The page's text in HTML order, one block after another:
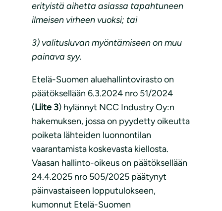
erityistä aihetta asiassa tapahtuneen
ilmeisen virheen vuoksi; tai
3) valitusluvan myöntämiseen on muu
painava syy.
Etelä-Suomen aluehallintovirasto on
päätöksellään 6.3.2024 nro 51/2024
(Liite 3) hylännyt NCC Industry Oy:n
hakemuksen, jossa on pyydetty oikeutta
poiketa lähteiden luonnontilan
vaarantamista koskevasta kiellosta.
Vaasan hallinto-oikeus on päätöksellään
24.4.2025 nro 505/2025 päätynyt
päinvastaiseen lopputulokseen,
kumonnut Etelä-Suomen